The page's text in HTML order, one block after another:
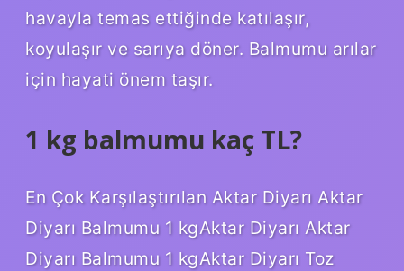
havayla temas ettiğinde katılaşır,
koyulaşır ve sarıya döner. Balmumu arılar
için hayati önem taşır.
1 kg balmumu kaç TL?
En Çok Karşılaştırılan Aktar Diyarı Aktar
Diyarı Balmumu 1 kgAktar Diyarı Aktar
Diyarı Balmumu 1 kgAktar Diyarı Toz